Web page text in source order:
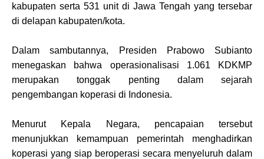
kabupaten serta 531 unit di Jawa Tengah yang tersebar
di delapan kabupaten/kota.
Dalam sambutannya, Presiden Prabowo Subianto
menegaskan bahwa operasionalisasi 1.061 KDKMP
merupakan tonggak penting dalam sejarah
pengembangan koperasi di Indonesia.
Menurut Kepala Negara, pencapaian tersebut
menunjukkan kemampuan pemerintah menghadirkan
koperasi yang siap beroperasi secara menyeluruh dalam